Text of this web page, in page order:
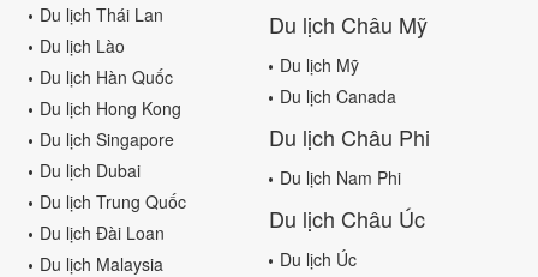
Du lịch Thái Lan
Du lịch Lào
Du lịch Hàn Quốc
Du lịch Hong Kong
Du lịch Singapore
Du lịch Dubai
Du lịch Trung Quốc
Du lịch Đài Loan
Du lịch Malaysia
Du lịch Châu Mỹ
Du lịch Mỹ
Du lịch Canada
Du lịch Châu Phi
Du lịch Nam Phi
Du lịch Châu Úc
Du lịch Úc